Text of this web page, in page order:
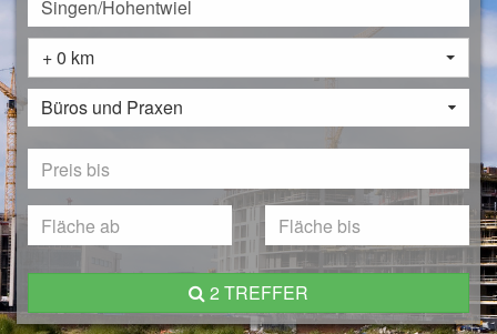
+ 0 km
Büros und Praxen
2 TREFFER